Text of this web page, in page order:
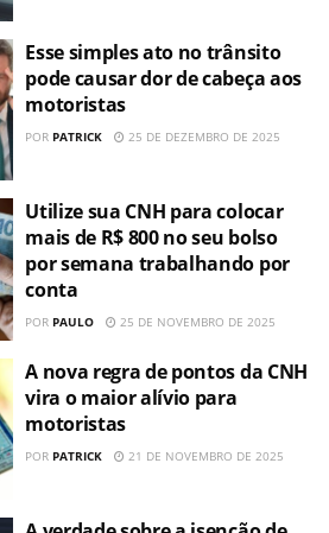
Esse simples ato no trânsito
pode causar dor de cabeça aos
motoristas
POR PATRICK 25 DE DEZEMBRO DE 2025
Utilize sua CNH para colocar
mais de R$ 800 no seu bolso
por semana trabalhando por
conta
POR PAULO 25 DE NOVEMBRO DE 2025
A nova regra de pontos da CNH
vira o maior alívio para
motoristas
POR PATRICK 21 DE NOVEMBRO DE 2025